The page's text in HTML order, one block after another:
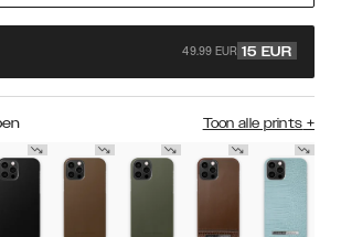
49.99 EUR 15 EUR
Toon alle prints +